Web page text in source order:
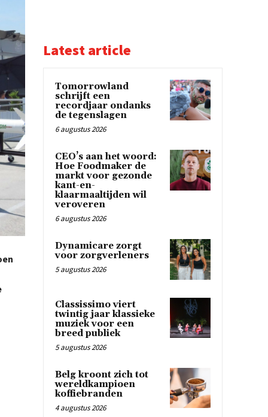
Latest article
Tomorrowland
schrijft een
recordjaar ondanks
de tegenslagen
6 augustus 2026
CEO’s aan het woord:
Hoe Foodmaker de
markt voor gezonde
kant-en-
klaarmaaltijden wil
veroveren
6 augustus 2026
Dynamicare zorgt
voor zorgverleners
5 augustus 2026
Classissimo viert
twintig jaar klassieke
muziek voor een
breed publiek
5 augustus 2026
Belg kroont zich tot
wereldkampioen
koffiebranden
4 augustus 2026